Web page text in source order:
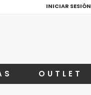
INICIAR SESIÓN
OUTLET